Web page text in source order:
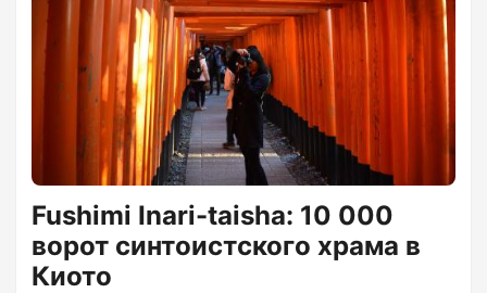
Fushimi Inari-taisha: 10 000
ворот синтоистского храма в
Киото